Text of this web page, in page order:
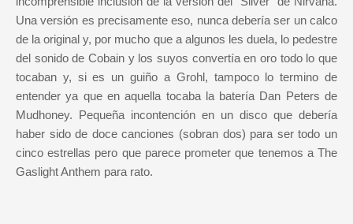
Una versión es precisamente eso, nunca debería ser un calco
de la original y, por mucho que a algunos les duela, lo pedestre
del sonido de Cobain y los suyos convertía en oro todo lo que
tocaban y, si es un guiño a Grohl, tampoco lo termino de
entender ya que en aquella tocaba la batería Dan Peters de
Mudhoney. Pequeña incontención en un disco que debería
haber sido de doce canciones (sobran dos) para ser todo un
cinco estrellas pero que parece prometer que tenemos a The
Gaslight Anthem para rato.